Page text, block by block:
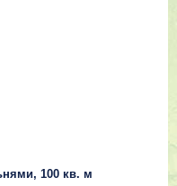
100 кв. м